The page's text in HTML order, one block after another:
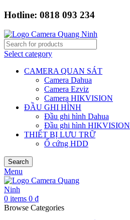
Hotline: 0818 093 234
Select category
CAMERA QUAN SÁT
Camera Dahua
Camera Ezviz
Camera HIKVISION
ĐẦU GHI HÌNH
Đầu ghi hình Dahua
Đầu ghi hình HIKVISION
THIẾT BỊ LƯU TRỮ
Ổ cứng HDD
Search
Menu
0 items 0 ₫
Browse Categories